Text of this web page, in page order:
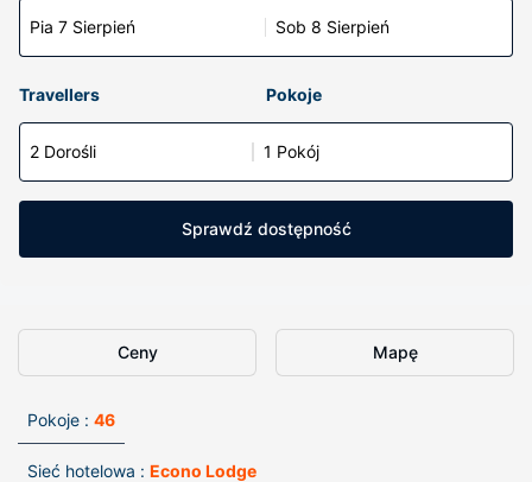
Pia 7 Sierpień Sob 8 Sierpień
Travellers Pokoje
2 Dorośli 1 Pokój
Sprawdź dostępność
Ceny Mapę
Pokoje : 46
Sieć hotelowa : Econo Lodge